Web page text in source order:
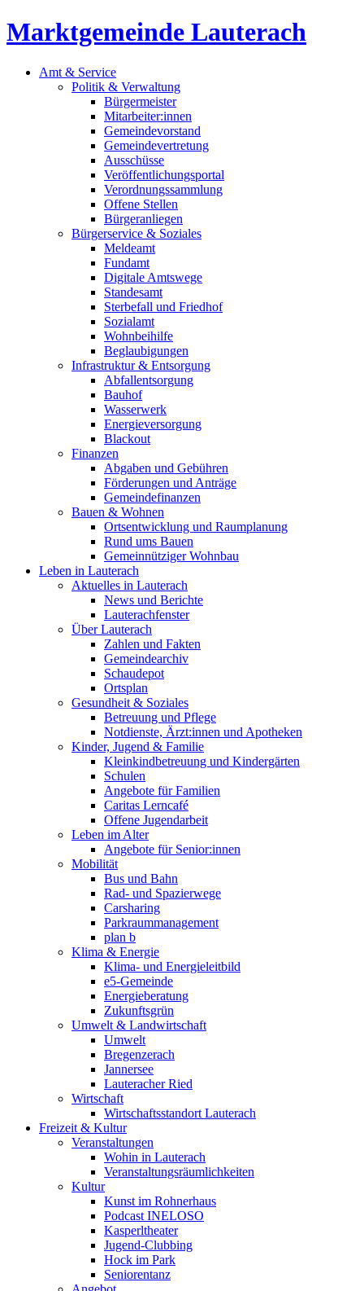
Marktgemeinde Lauterach
Amt & Service
Politik & Verwaltung
Bürgermeister
Mitarbeiter:innen
Gemeindevorstand
Gemeindevertretung
Ausschüsse
Veröffentlichungsportal
Verordnungssammlung
Offene Stellen
Bürgeranliegen
Bürgerservice & Soziales
Meldeamt
Fundamt
Digitale Amtswege
Standesamt
Sterbefall und Friedhof
Sozialamt
Wohnbeihilfe
Beglaubigungen
Infrastruktur & Entsorgung
Abfallentsorgung
Bauhof
Wasserwerk
Energieversorgung
Blackout
Finanzen
Abgaben und Gebühren
Förderungen und Anträge
Gemeindefinanzen
Bauen & Wohnen
Ortsentwicklung und Raumplanung
Rund ums Bauen
Gemeinnütziger Wohnbau
Leben in Lauterach
Aktuelles in Lauterach
News und Berichte
Lauterachfenster
Über Lauterach
Zahlen und Fakten
Gemeindearchiv
Schaudepot
Ortsplan
Gesundheit & Soziales
Betreuung und Pflege
Notdienste, Ärzt:innen und Apotheken
Kinder, Jugend & Familie
Kleinkindbetreuung und Kindergärten
Schulen
Angebote für Familien
Caritas Lerncafé
Offene Jugendarbeit
Leben im Alter
Angebote für Senior:innen
Mobilität
Bus und Bahn
Rad- und Spazierwege
Carsharing
Parkraummanagement
plan b
Klima & Energie
Klima- und Energieleitbild
e5-Gemeinde
Energieberatung
Zukunftsgrün
Umwelt & Landwirtschaft
Umwelt
Bregenzerach
Jannersee
Lauteracher Ried
Wirtschaft
Wirtschaftsstandort Lauterach
Freizeit & Kultur
Veranstaltungen
Wohin in Lauterach
Veranstaltungsräumlichkeiten
Kultur
Kunst im Rohnerhaus
Podcast INELOSO
Kasperltheater
Jugend-Clubbing
Hock im Park
Seniorentanz